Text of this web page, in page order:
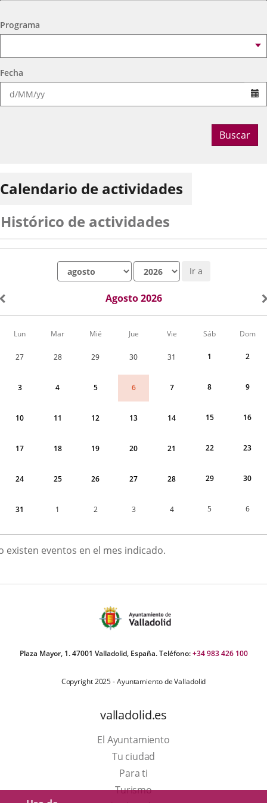
Programa
Fecha
Buscar
Calendario de actividades
Histórico de actividades
Ir a
Agosto 2026
Calendario
correspondiente
Lun Mar Mié Jue Vie Sáb Dom
27 28 29 30 31 1 2
3 4 5 6 7 8 9
10 11 12 13 14 15 16
17 18 19 20 21 22 23
24 25 26 27 28 29 30
31 1 2 3 4 5 6
existen eventos en el mes indicado.
Plaza Mayor, 1. 47001 Valladolid, España. Teléfono:+34 983 426 100
Copyright 2025 - Ayuntamiento de Valladolid
valladolid.es
El Ayuntamiento
Tu ciudad
Para ti
TurismoEste